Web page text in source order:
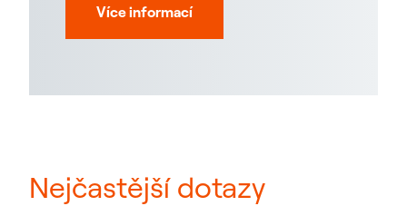
Více informací
Nejčastější dotazy